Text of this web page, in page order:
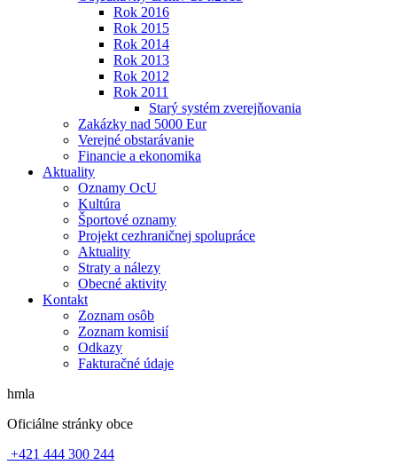
Rok 2016
Rok 2015
Rok 2014
Rok 2013
Rok 2012
Rok 2011
Starý systém zverejňovania
Zakázky nad 5000 Eur
Verejné obstarávanie
Financie a ekonomika
Aktuality
Oznamy OcU
Kultúra
Športové oznamy
Projekt cezhraničnej spolupráce
Aktuality
Straty a nálezy
Obecné aktivity
Kontakt
Zoznam osôb
Zoznam komisií
Odkazy
Fakturačné údaje
hmla
Oficiálne stránky obce
+421 444 300 244